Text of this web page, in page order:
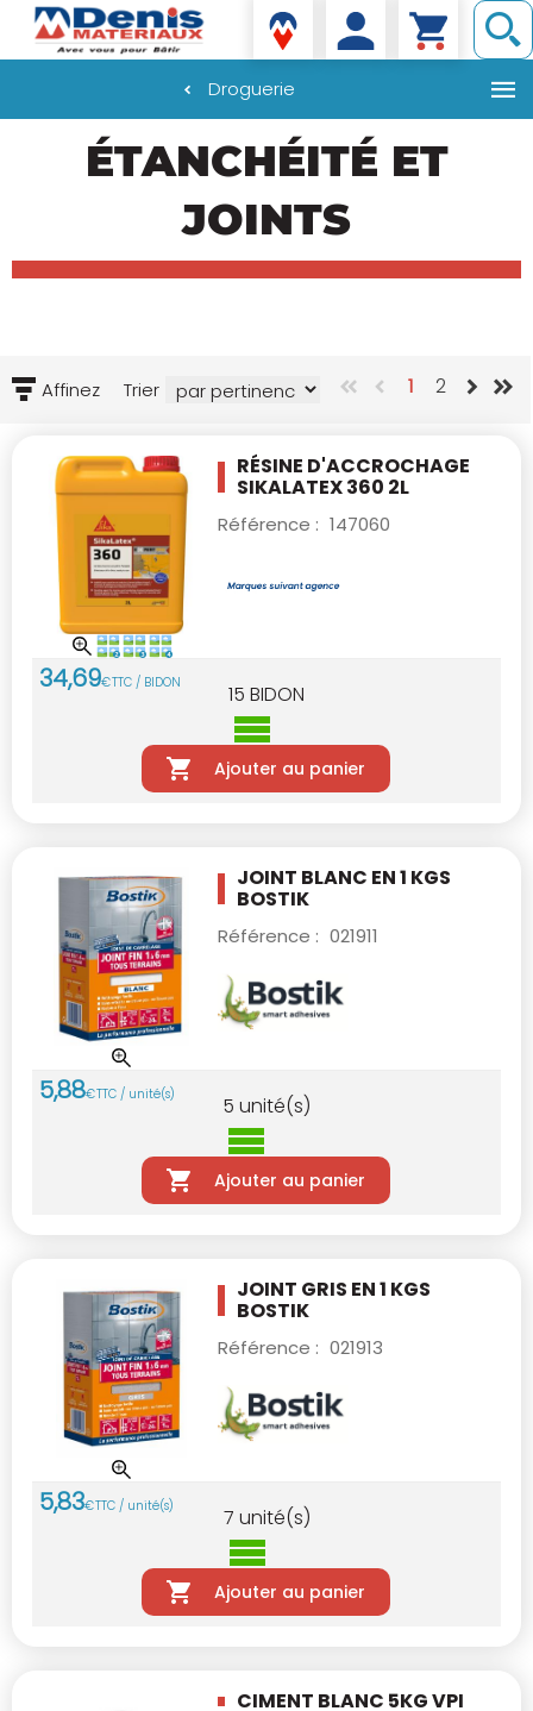
Denis matériaux
Droguerie
ÉTANCHÉITÉ ET
JOINTS
Affinez Trier 1 2
RÉSINE D'ACCROCHAGE
SIKALATEX 360 2L
Référence : 147060
34,69€TTC / BIDON 15 BIDON
Ajouter au panier
JOINT BLANC EN 1 KGS
BOSTIK
Référence : 021911
5,88€TTC / unité(s) 5 unité(s)
Ajouter au panier
JOINT GRIS EN 1 KGS
BOSTIK
Référence : 021913
5,83€TTC / unité(s) 7 unité(s)
Ajouter au panier
CIMENT BLANC 5KG VPI